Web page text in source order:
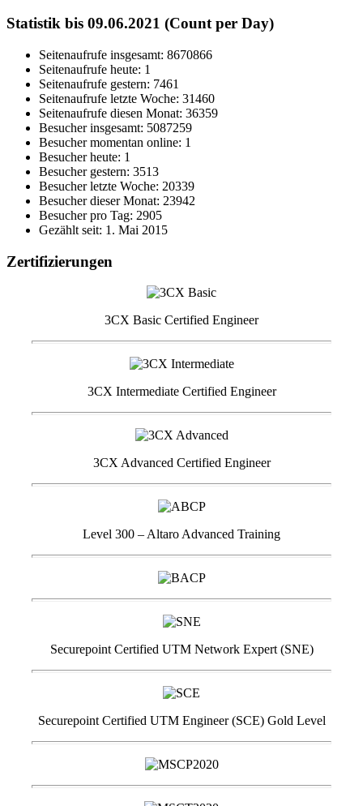
Statistik bis 09.06.2021 (Count per Day)
Seitenaufrufe insgesamt: 8670866
Seitenaufrufe heute: 1
Seitenaufrufe gestern: 7461
Seitenaufrufe letzte Woche: 31460
Seitenaufrufe diesen Monat: 36359
Besucher insgesamt: 5087259
Besucher momentan online: 1
Besucher heute: 1
Besucher gestern: 3513
Besucher letzte Woche: 20339
Besucher dieser Monat: 23942
Besucher pro Tag: 2905
Gezählt seit: 1. Mai 2015
Zertifizierungen
3CX Basic Certified Engineer
3CX Intermediate Certified Engineer
3CX Advanced Certified Engineer
Level 300 – Altaro Advanced Training
Securepoint Certified UTM Network Expert (SNE)
Securepoint Certified UTM Engineer (SCE) Gold Level